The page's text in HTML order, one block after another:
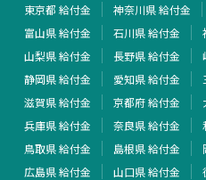
東京都 給付金
神奈川県 給付金
富山県 給付金
石川県 給付金
山梨県 給付金
長野県 給付金
静岡県 給付金
愛知県 給付金
滋賀県 給付金
京都府 給付金
兵庫県 給付金
奈良県 給付金
鳥取県 給付金
島根県 給付金
広島県 給付金
山口県 給付金